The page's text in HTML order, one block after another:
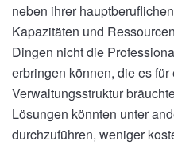
neben ihrer
Kapazitäten und
Dingen nicht die
erbringen können, die es
Verwaltungsstruktur
Lösungen könnten unter
durchzuführen, weniger